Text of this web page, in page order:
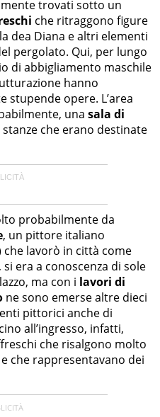
trovati sotto un
che ritraggono figure
dea Diana e altri elementi
pergolato. Qui, per lungo
di abbigliamento maschile
hanno
stupende opere. L’area
una sala di
che erano destinate
probabilmente da
, un pittore italiano
che lavorò in città come
si era a conoscenza di sole
ma con i lavori di
ne sono emerse altre dieci
pittorici anche di
all’ingresso, infatti,
che risalgono molto
che rappresentavano dei